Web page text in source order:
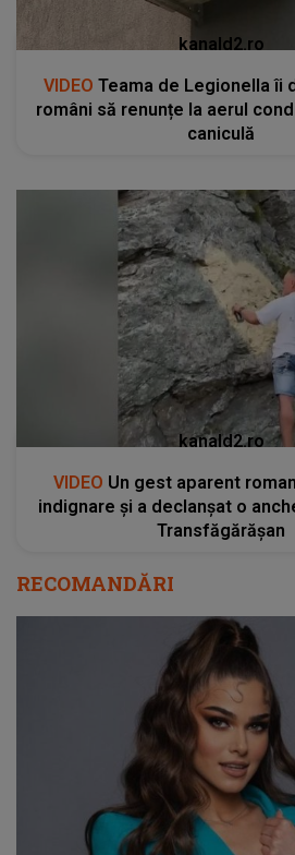
kanald2.ro
VIDEO Teama de Legionella îi
români să renunțe la aerul
caniculă
kanald2.ro
VIDEO Un gest aparent
indignare și a declanșat o
Transfăgărășan
RECOMANDĂRI